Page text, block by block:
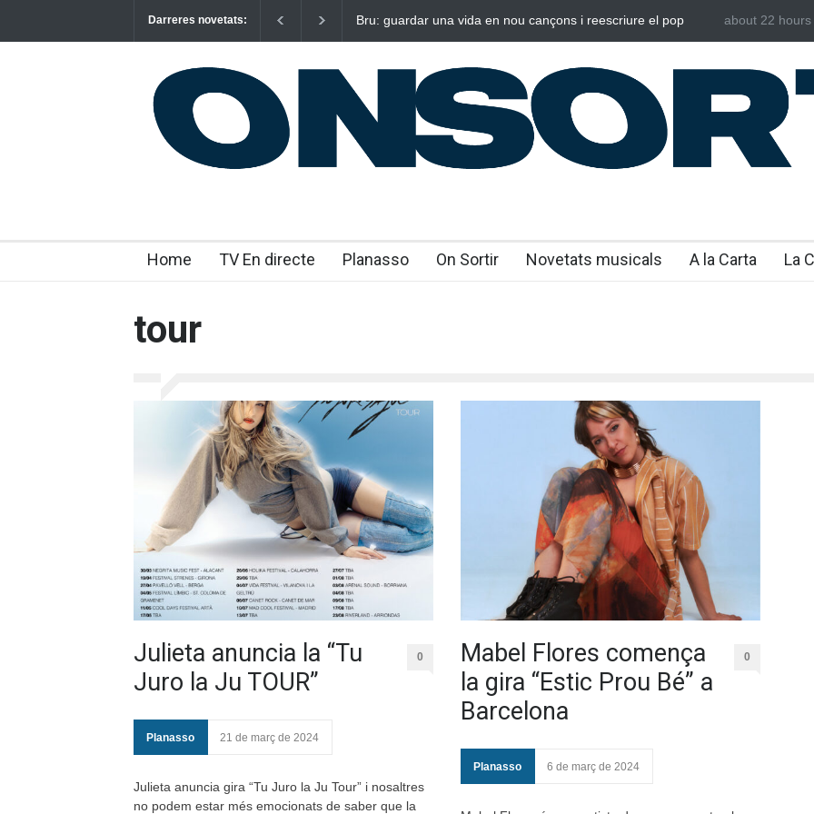
Darreres novetats:
Bru: guardar una vida en nou cançons i reescriure el pop
Laura West
about 22 hours
Home TV En directe Planasso On Sortir Novetats musicals A la Carta La
tour
Julieta anuncia la “Tu
Juro la Ju TOUR”
0
Planasso 21 de març de 2024
Julieta anuncia gira “Tu Juro la Ju Tour” i nosaltres
no podem estar més emocionats de saber que la
Mabel Flores comença
la gira “Estic Prou Bé” a
Barcelona
0
Planasso 6 de març de 2024